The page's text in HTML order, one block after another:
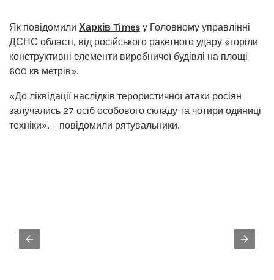
Як повідомили Харків Times у Головному управлінні
ДСНС області, від російського ракетного удару «горіли
конструктивні елементи виробничої будівлі на площі
600 кв метрів».
«До ліквідації наслідків терористичної атаки росіян
залучались 27 осіб особового складу та чотири одиниці
техніки», – повідомили рятувальники.